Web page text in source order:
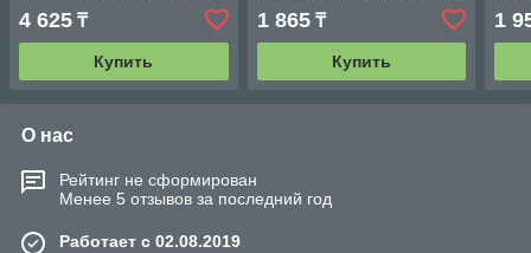
4 625 ₸
Купить
1 865₸
Купить
1
О нас
Рейтинг не сформирован
Менее 5 отзывов за последний год
Работает с 02.08.2019